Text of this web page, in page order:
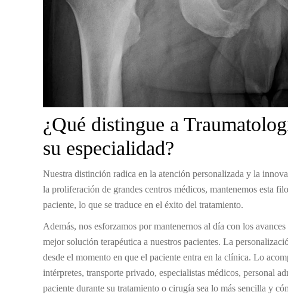
¿Qué distingue a
su especialidad?
Nuestra distinción radica en la atención personalizada y la
la proliferación de grandes centros médicos, mantenemos esta
paciente, lo que se traduce en el éxito del tratamiento.
Además, nos esforzamos por mantenernos al día con los
mejor solución terapéutica a nuestros pacientes. La
desde el momento en que el paciente entra en la clínica. Lo
intérpretes, transporte privado, especialistas médicos, personal
paciente durante su tratamiento o cirugía sea lo más sencilla y